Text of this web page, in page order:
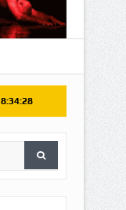
8:34:29